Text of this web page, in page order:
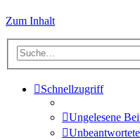
Zum Inhalt
Schnellzugriff
Ungelesene